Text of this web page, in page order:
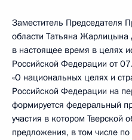
Заместитель Председателя
области Татьяна Жарлицына
в настоящее время в целях
Российской Федерации от
«О национальных целях и
Российской Федерации на
формируется федеральный
участия в котором Тверской
предложения, в том числе по